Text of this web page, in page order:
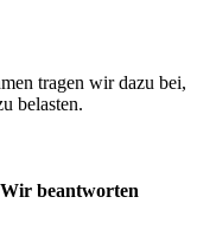
tragen wir dazu bei,
belasten.
beantworten